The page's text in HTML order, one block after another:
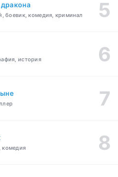
боевик, комедия, криминал
история